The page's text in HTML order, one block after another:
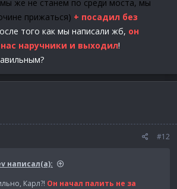
же не станем по среди моста, мы
прижаться) + посадил без
того как мы написали жб, он
наручники и выходил!
#12
написал(а):
Карл?! Он начал палить не за